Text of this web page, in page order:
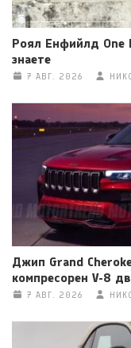
Роял Енфийлд One
знаете
7 АВГ. 2026
Джип Grand
компресорен V-8
7 АВГ. 2026